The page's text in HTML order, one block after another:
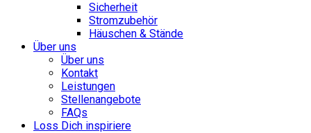
Sicherheit
Stromzubehör
Häuschen & Stände
Über uns
Über uns
Kontakt
Leistungen
Stellenangebote
FAQs
Loss Dich inspiriere